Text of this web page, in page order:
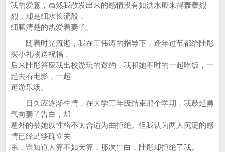
我的爱意，虽然我散发出来的感情没有如洪水般来得轰轰烈
烈，却是细水长流般，
细腻清楚的热爱着妻子。
随着时光流逝，我在王伟涛的指导下，逢年过节都给陆彤
买小礼物送祝福，
后来陆彤答应我出校游玩的邀约，我和她不时的一起吃饭，一
起去看电影，一起
逛游乐场。
日久应逐渐生情，在大学三年级结束那个学期，我鼓起勇
气向妻子告白，却
意外的被她以性格不太合适为由拒绝。但我认为两人沉淀的感
情已经足够确立关
系，谁知道人算不如天算，那次告白，陆彤却拒绝了我。